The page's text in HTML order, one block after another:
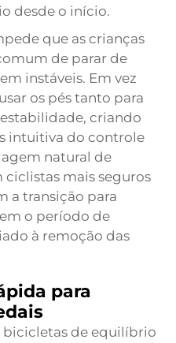
desde o início.
que as crianças
de parar de
instáveis. Em vez
os pés tanto para
criando
intuitiva do controle
natural de
mais seguros
a transição para
o período de
à remoção das
para
de equilíbrio